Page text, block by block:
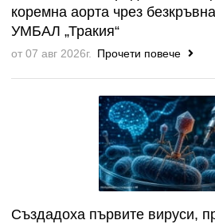
коремна аорта чрез
УМБАЛ „Тракия“
от 07 авг 2026г. Прочети повече
Създадоха първите вируси,